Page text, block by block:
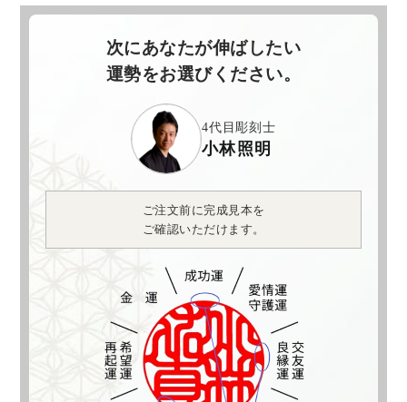
次にあなたが伸ばしたい
運勢をお選びください。
4代目彫刻士
小林照明
ご注文前に完成見本を
ご確認いただけます。